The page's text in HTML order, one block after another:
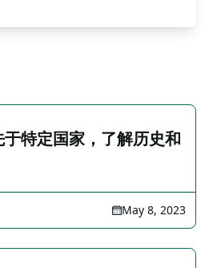
特定国家，了解历史和
May 8, 2023